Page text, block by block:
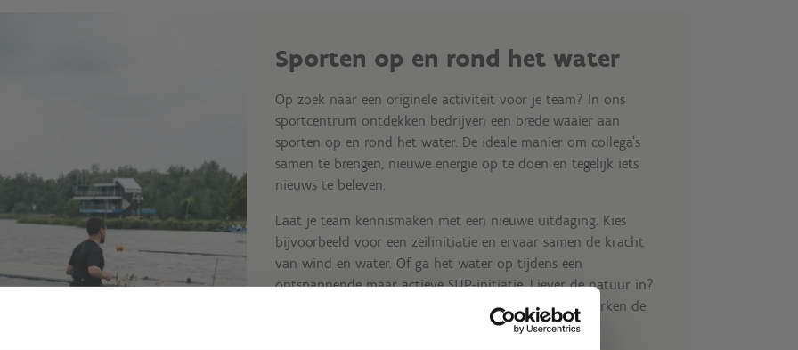
Sporten op en rond het water
Op zoek naar een originele activiteit voor je team? In ons
sportcentrum ontdekken bedrijven een brede waaier aan
sporten op en rond het water. De ideale manier om collega’s
samen te brengen, nieuwe energie op te doen en tegelijk iets
nieuws te beleven.
Laat je team kennismaken met een nieuwe uitdaging. Kies
bijvoorbeeld voor een zeilinitiatie en ervaar samen de kracht
van wind en water. Of ga het water op tijdens een
ontspannende maar actieve SUP-initiatie. Liever de natuur in?
Trek er dan samen op uit met de mountainbike en verken de